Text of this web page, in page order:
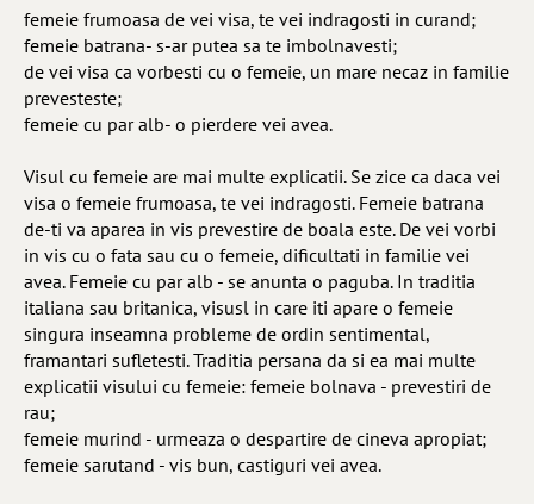
femeie frumoasa de vei visa, te vei indragosti in curand;
femeie batrana- s-ar putea sa te imbolnavesti;
de vei visa ca vorbesti cu o femeie, un mare necaz in familie
prevesteste;
femeie cu par alb- o pierdere vei avea.
Visul cu femeie are mai multe explicatii. Se zice ca daca vei
visa o femeie frumoasa, te vei indragosti. Femeie batrana
de-ti va aparea in vis prevestire de boala este. De vei vorbi
in vis cu o fata sau cu o femeie, dificultati in familie vei
avea. Femeie cu par alb - se anunta o paguba. In traditia
italiana sau britanica, visusl in care iti apare o femeie
singura inseamna probleme de ordin sentimental,
framantari sufletesti. Traditia persana da si ea mai multe
explicatii visului cu femeie: femeie bolnava - prevestiri de
rau;
femeie murind - urmeaza o despartire de cineva apropiat;
femeie sarutand - vis bun, castiguri vei avea.